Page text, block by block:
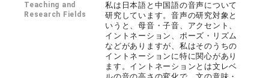
Teaching and
Research Fields
私は日本語と中国語の音声について
研究しています。音声の研究対象と
いうと、母音・子音、アクセント、
イントネーション、ポーズ・リズム
などがありますが、私はそのうちの
イントネーションに特に関心があり
ます。イントネーションとは文レベ